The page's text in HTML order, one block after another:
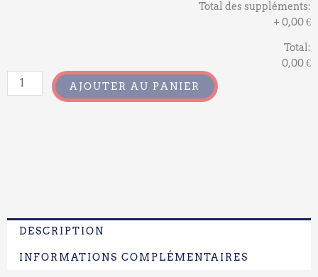
Total des suppléments:
+ 0,00 €
Total:
0,00 €
AJOUTER AU PANIER
DESCRIPTION
INFORMATIONS COMPLÉMENTAIRES